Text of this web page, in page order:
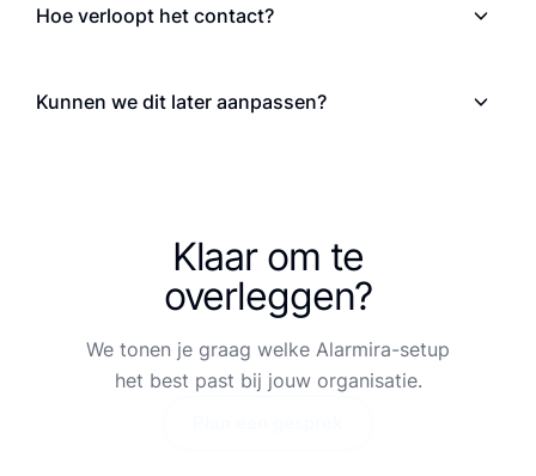
Hoe verloopt het contact?
Kunnen we dit later aanpassen?
Klaar om te
overleggen?
We tonen je graag welke Alarmira-setup
het best past bij jouw organisatie.